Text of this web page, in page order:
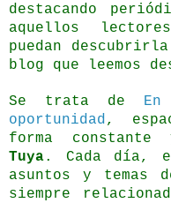
destacando
aquellos
puedan
blog que leemos
Se trata de
oportunidad ,
forma
Tuya. Cada día,
asuntos y temas
siempre